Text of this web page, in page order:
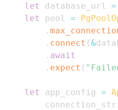
let
database_url =
let
pool =
.
. connect (&
. await
. expect (
let app_config =